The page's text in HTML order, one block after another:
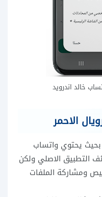
خالد اندرويد
الاحمر
بحيث يحتوي واتساب
التطبيق الاصلي ولكن
ومشاركة الملفات